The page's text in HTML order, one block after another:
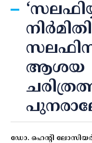
നിര്‍മിതി
ആശയ
ഡോ. ഹെന്റി